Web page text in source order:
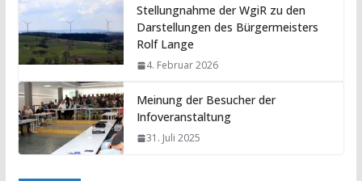
Stellungnahme der WgiR zu den
Darstellungen des Bürgermeisters
Rolf Lange
4. Februar 2026
Meinung der Besucher der
Infoveranstaltung
31. Juli 2025